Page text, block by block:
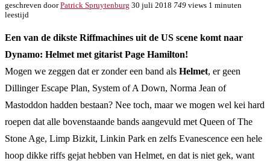
geschreven doorPatrick Spruytenburg 30 juli 2018 749 views 1 minuten
leestijd
Een van de dikste Riffmachines uit de US scene komt naar
Dynamo: Helmet met gitarist Page Hamilton!
Mogen we zeggen dat er zonder een band als Helmet, er geen
Dillinger Escape Plan, System of A Down, Norma Jean of
Mastoddon hadden bestaan? Nee toch, maar we mogen wel kei hard
roepen dat alle bovenstaande bands aangevuld met Queen of The
Stone Age, Limp Bizkit, Linkin Park en zelfs Evanescence een hele
hoop dikke riffs gejat hebben van Helmet, en dat is niet gek, want